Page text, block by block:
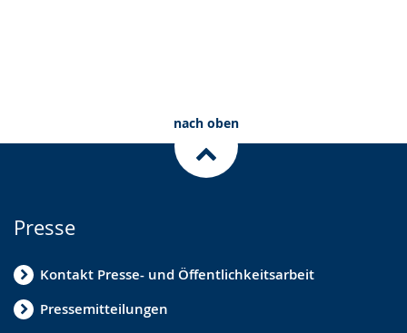
nach oben
Presse
Kontakt Presse- und Öffentlichkeitsarbeit
Pressemitteilungen